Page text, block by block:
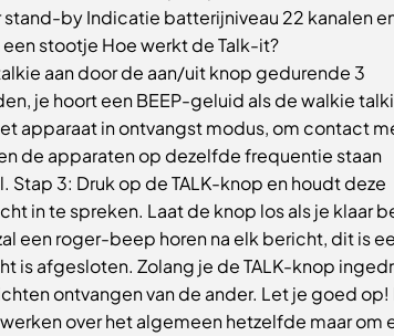
stand-by Indicatie batterijniveau 22 kanalen
stootje Hoe werkt de Talk-it?
aan door de aan/uit knop gedurende 3
je hoort een BEEP-geluid als de walkie
apparaat in ontvangst modus, om contact
de apparaten op dezelfde frequentie staan
Stap 3: Druk op de TALK-knop en houdt deze
in te spreken. Laat de knop los als je klaar
een roger-beep horen na elk bericht, dit is
is afgesloten. Zolang je de TALK-knop
ontvangen van de ander. Let je goed op!
over het algemeen hetzelfde maar om